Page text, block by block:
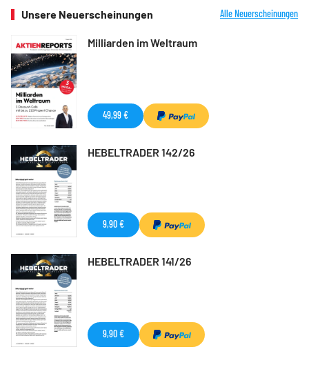
Unsere Neuerscheinungen Alle Neuerscheinungen
Milliarden im Weltraum
49,99 €
HEBELTRADER 142/26
9,90 €
HEBELTRADER 141/26
9,90 €